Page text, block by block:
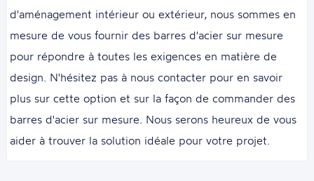
d'aménagement intérieur ou extérieur, nous sommes en
mesure de vous fournir des barres d'acier sur mesure
pour répondre à toutes les exigences en matière de
design. N'hésitez pas à nous contacter pour en savoir
plus sur cette option et sur la façon de commander des
barres d'acier sur mesure. Nous serons heureux de vous
aider à trouver la solution idéale pour votre projet.